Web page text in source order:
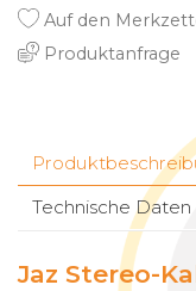
Auf den
Produktanfrage
Technische Daten
Jaz Stereo-